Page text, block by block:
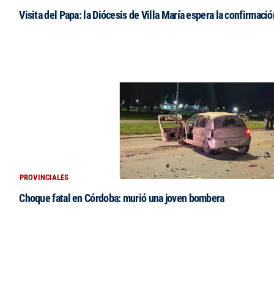
Visita del Papa: la Diócesis de Villa María espera la
PROVINCIALES
Choque fatal en Córdoba: murió una joven bombera